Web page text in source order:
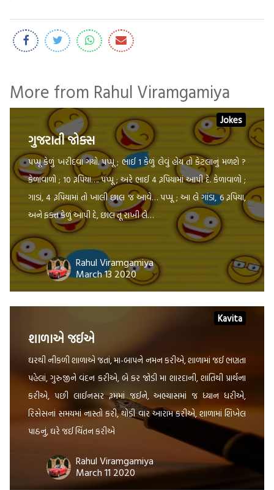
More from Rahul Viramgamiya
Jokes
ગુજરાતી જોક્સ
પપ્પૂ કેળું ખરીદવા ગયો. પપ્પૂ ; ભાઈ 1 કેળું લેવું હોય તો કેટલાનું મળશે ?
કેળાવાળો ; 10 રૂપિયા…. પપ્પૂ ; અરે ભાઈ 4 રૂપિયામાં આપી દે. કેળાવાળો ;
ગાડાં, 4 રૂપિયામાં તો ખાલી છાલ જ આવે… પપ્પૂ ; આ લે ગાંડા, 6 રૂપિયા,
અને ફક્ત કેળું આપી દે, છાલ તૂ રાખી લે…
Rahul Viramgamiya
March 13 2020
Kavita
શાળાએ જઈએ
ઘરથી નીકળી શાળાએ જતાં, મા-બાપને નમન કરીએ, શાળામાં જઈ ભણતા
પહેલાં, ગુરુજીને વંદન કરીએ, બે કર જોડી મા શારદાની, શાંતિથી પ્રાર્થના
કરીએ, પછી લાઈનસર રૂમમાં જઈને, અભ્યાસમાં જ ધ્યાન ધરીએ,
રિસેસનાં સમયમાં નાસ્તો કરી, થોડી વાર આરામ કરીએ, શાળામાં શિખેલ
પાઠનું, ઘરે જઈ ચિંતન કરીએ
Rahul Viramgamiya
March 11 2020